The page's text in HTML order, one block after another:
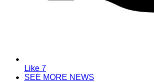
Like 7
SEE MORE NEWS